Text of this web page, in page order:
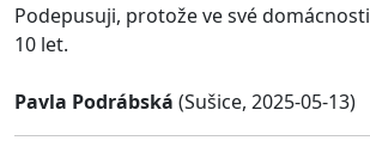
Podepusuji, protože ve své
10 let.
Pavla Podrábská (Sušice, 2025-05-13)